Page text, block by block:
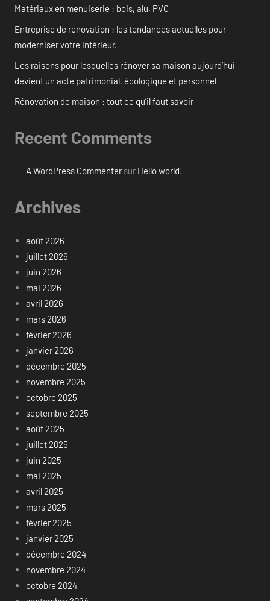
Matériaux en menuiserie : bois, alu, PVC
Entreprise de rénovation : les tendances actuelles pour
moderniser votre intérieur.
Les raisons pour lesquelles rénover sa maison aujourd’hui
devient un acte patrimonial, écologique et personnel
Rénovation de maison : tout ce qu’il faut savoir
Recent Comments
A WordPress Commentersur Hello world!
Archives
août 2026
juillet 2026
juin 2026
mai 2026
avril 2026
mars 2026
février 2026
janvier 2026
décembre 2025
novembre 2025
octobre 2025
septembre 2025
août 2025
juillet 2025
juin 2025
mai 2025
avril 2025
mars 2025
février 2025
janvier 2025
décembre 2024
novembre 2024
octobre 2024